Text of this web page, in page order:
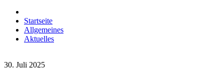
Startseite
Allgemeines
Aktuelles
30. Juli 2025